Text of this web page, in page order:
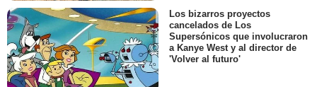
Los bizarros proyectos
cancelados de Los
Supersónicos que involucraron
a Kanye West y al director de
'Volver al futuro'